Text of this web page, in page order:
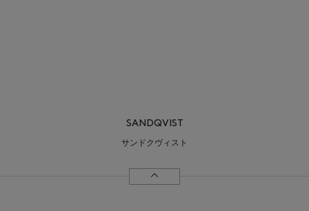
SANDQVIST
サンドクヴィスト